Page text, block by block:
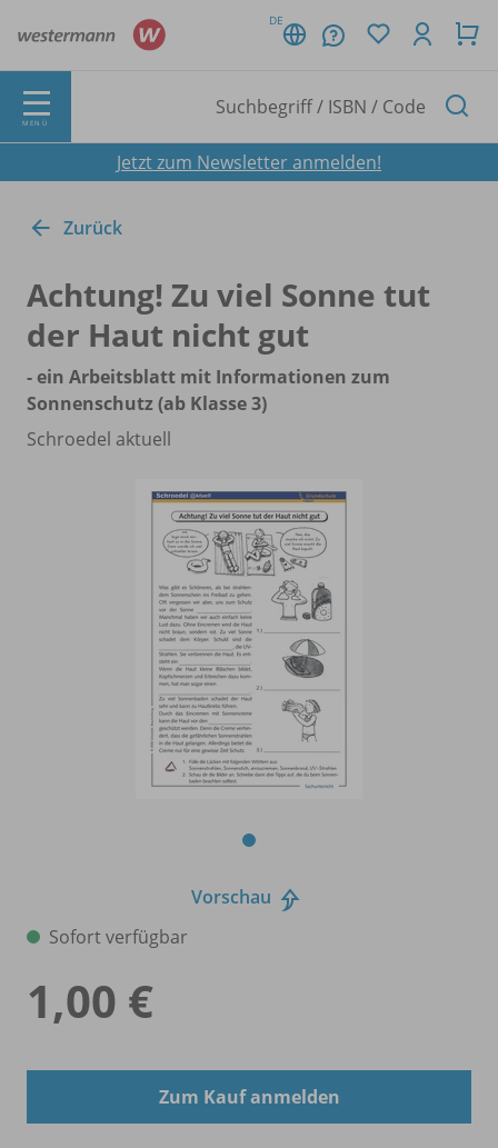
DE
MENÜ
Jetzt zum Newsletter anmelden!
Zurück
Achtung! Zu viel Sonne tut
der Haut nicht gut
- ein Arbeitsblatt mit Informationen zum
Sonnenschutz (ab Klasse 3)
Schroedel aktuell
Vorschau
Sofort verfügbar
1,00 €
Zum Kauf anmelden